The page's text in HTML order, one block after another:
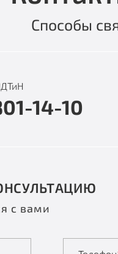
Способы
14-10
с вами